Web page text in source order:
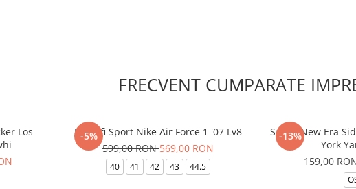
FRECVENT CUMPARATE
Los
-5%
Pantofi Sport Nike Air Force 1 '07 Lv8
599,00 RON569,00 RON
40 41 42 43 44.5
-13%
Sapca New Era
159,00